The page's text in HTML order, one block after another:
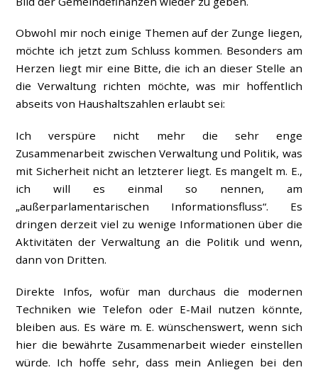
Obwohl mir noch einige Themen auf der Zunge liegen,
möchte ich jetzt zum Schluss kommen. Besonders am
Herzen liegt mir eine Bitte, die ich an dieser Stelle an
die Verwaltung richten möchte, was mir hoffentlich
abseits von Haushaltszahlen erlaubt sei:
Ich verspüre nicht mehr die sehr enge
Zusammenarbeit zwischen Verwaltung und Politik, was
mit Sicherheit nicht an letzterer liegt. Es mangelt m. E.,
ich will es einmal so nennen, am
„außerparlamentarischen Informationsfluss“. Es
dringen derzeit viel zu wenige Informationen über die
Aktivitäten der Verwaltung an die Politik und wenn,
dann von Dritten.
Direkte Infos, wofür man durchaus die modernen
Techniken wie Telefon oder E-Mail nutzen könnte,
bleiben aus. Es wäre m. E. wünschenswert, wenn sich
hier die bewährte Zusammenarbeit wieder einstellen
würde. Ich hoffe sehr, dass mein Anliegen bei den